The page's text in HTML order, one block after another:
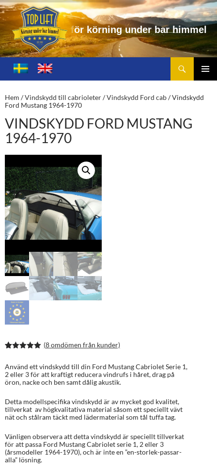
ning under bar himme
Toplift.se – för körning under bar himmel
HOPPA
TILL
Hem /Vindskydd till cabrioleter/Vindskydd Ford cab/ Vindskydd
Ford Mustang 1964-1970
VINDSKYDD FORD MUSTANG
1964-1970
baserat på
kundrecens
ioner
(8omdömen från kunder)
Använd ett vindskydd till din Ford Mustang Cabriolet Serie 1,
2 eller 3 för att kraftigt reducera vindrufs i håret, drag på
öron, nacke och ben samt dålig akustik.
Detta modellspecifika vindskydd är av mycket god kvalitet,
tillverkat av högkvalitativa material såsom ett speciellt vävt
nät och stålram täckt med lädermaterial som tål tuffa tag.
Vänligen observera att detta vindskydd är speciellt tillverkat
för att passa Ford Mustang Cabriolet serie 1, 2 eller 3
(årsmodeller 1964-1970), och är inte en ”en-storlek-passar-
alla” lösning.